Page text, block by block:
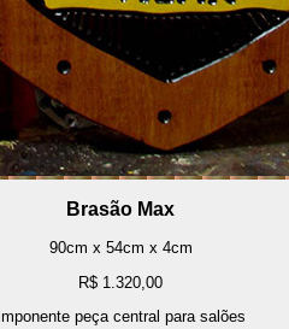
Brasão Max
90cm x 54cm x 4cm
R$ 1.320,00
Imponente peça central para salões